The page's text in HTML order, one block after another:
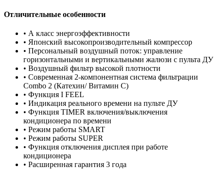
Отличительные особенности
• А класс энергоэффективности
• Японский высокопроизводительный компрессор
• Персональный воздушный поток: управление
горизонтальными и вертикальными жалюзи с пульта ДУ
• Воздушный фильтр высокой плотности
• Современная 2-компонентная система фильтрации
Combo 2 (Катехин/ Витамин С)
• Функция I FEEL
• Индикация реального времени на пульте ДУ
• Функция TIMER включения/выключения
кондиционера по времени
• Режим работы SMART
• Режим работы SUPER
• Функция отключения дисплея при работе
кондиционера
• Расширенная гарантия 3 года